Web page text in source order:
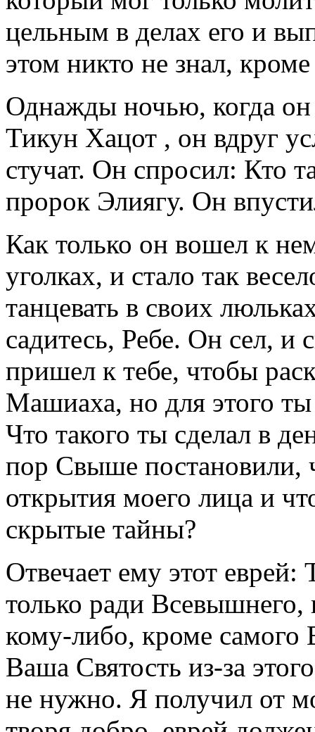
цельным в делах его и
этом никто не знал,
Однажды ночью, когда
Тикун Хацот , он вдруг
стучат. Он спросил: Кто
пророк Элиягу. Он
Как только он вошел к
уголках, и стало так
танцевать в своих
садитесь, Ребе. Он сел, и
пришел к тебе, чтобы
Машиаха, но для этого ты
Что такого ты сделал в
пор Свыше постановили,
открытия моего лица и
скрытые тайны?
Отвечает ему этот еврей:
только ради Всевышнего,
кому-либо, кроме самого
Ваша Святость из-за
не нужно. Я получил от